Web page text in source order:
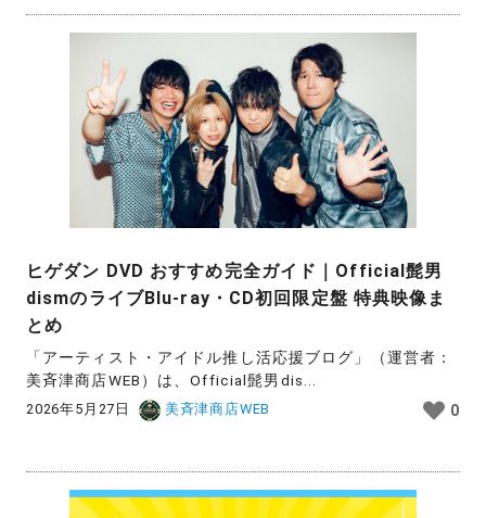
ヒゲダン DVD おすすめ完全ガイド｜Official髭男
dismのライブBlu-ray・CD初回限定盤 特典映像ま
とめ
「アーティスト・アイドル推し活応援ブログ」（運営者：
美斉津商店WEB）は、Official髭男dis...
2026年5月27日 美斉津商店WEB 0